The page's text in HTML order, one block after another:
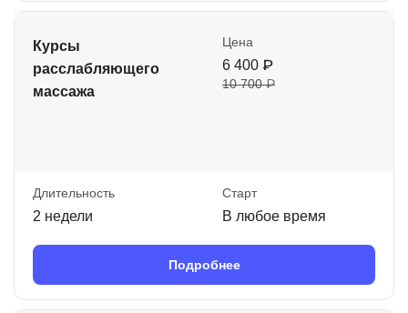
Курсы
расслабляющего
массажа
Цена
6 400 ₽
10 700 ₽
Длительность
2 недели
Старт
В любое время
Подробнее